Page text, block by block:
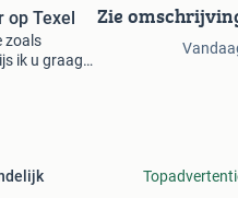
op Texel
zoals
ik u graag
Zie